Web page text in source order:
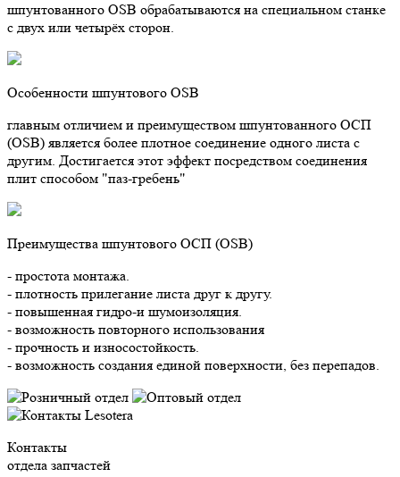
шпунтованного OSB обрабатываются на специальном станке
с двух или четырёх сторон.
Особенности шпунтового OSB
главным отличием и преимуществом шпунтованного ОСП
(OSB) является более плотное соединение одного листа с
другим. Достигается этот эффект посредством соединения
плит способом "паз-гребень"
Преимущества шпунтового ОСП (OSB)
- простота монтажа.
- плотность прилегание листа друг к другу.
- повышенная гидро-и шумоизоляция.
- возможность повторного использования
- прочность и износостойкость.
- возможность создания единой поверхности, без перепадов.
Контакты
отдела запчастей